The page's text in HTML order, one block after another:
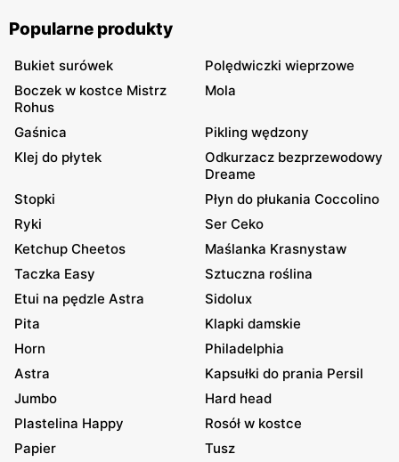
Popularne produkty
Bukiet surówek
Polędwiczki wieprzowe
Boczek w kostce Mistrz
Rohus
Mola
Gaśnica
Pikling wędzony
Klej do płytek
Odkurzacz bezprzewodowy
Dreame
Stopki
Płyn do płukania Coccolino
Ryki
Ser Ceko
Ketchup Cheetos
Maślanka Krasnystaw
Taczka Easy
Sztuczna roślina
Etui na pędzle Astra
Sidolux
Pita
Klapki damskie
Horn
Philadelphia
Astra
Kapsułki do prania Persil
Jumbo
Hard head
Plastelina Happy
Rosół w kostce
Papier
Tusz